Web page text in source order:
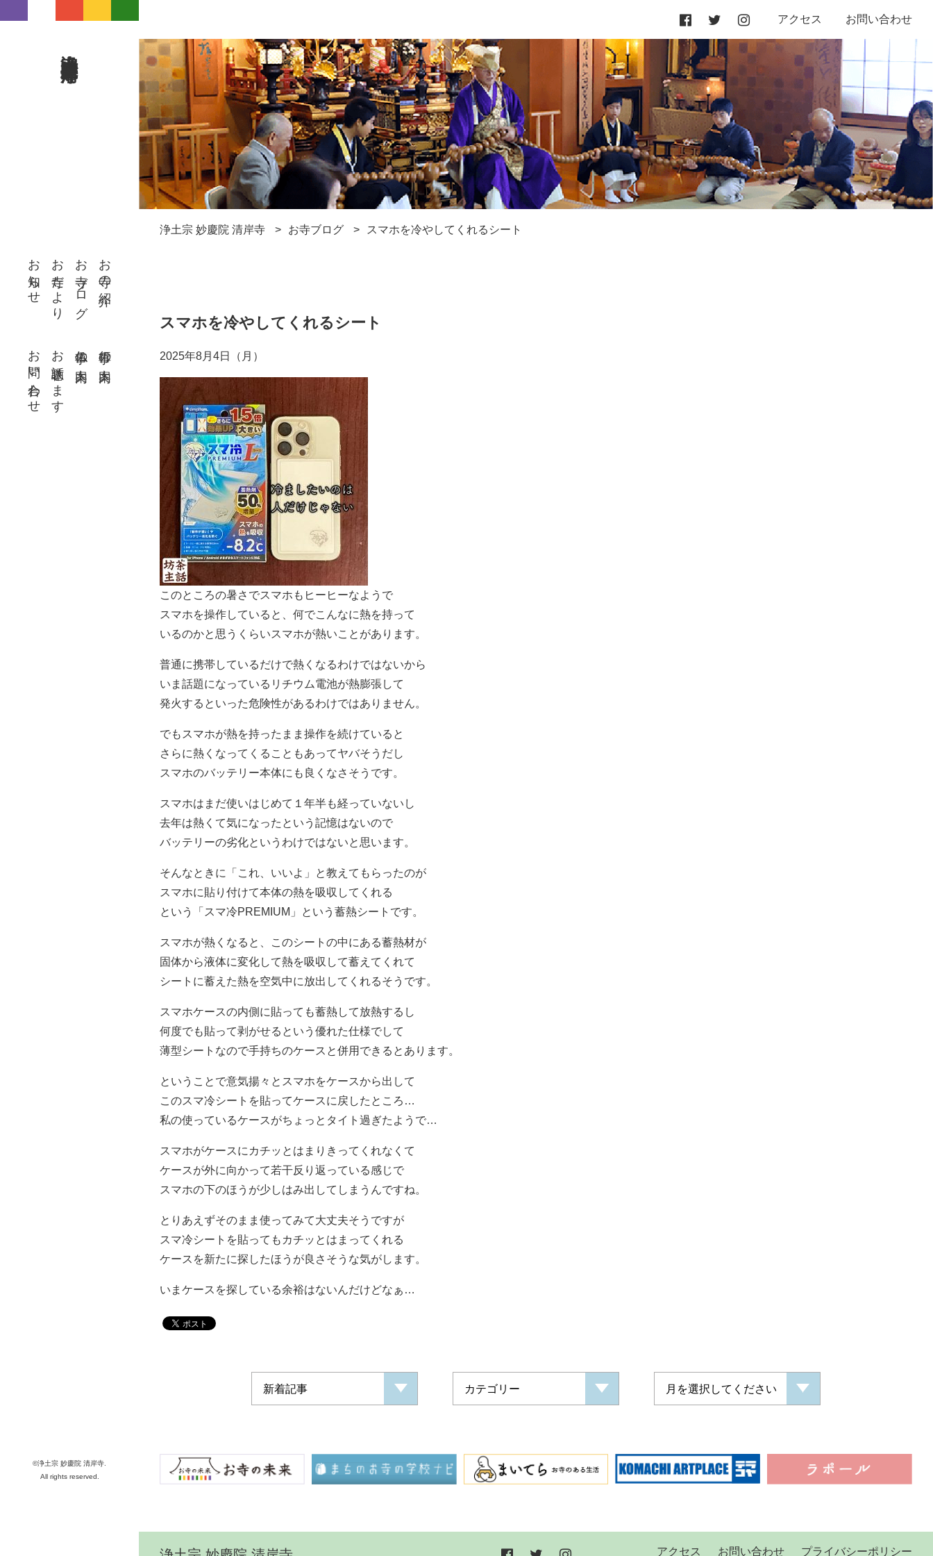
お寺の紹介
お寺ブログ
お寺だより
お知らせ
行事の案内
仏事の案内
お話聴きます
お問い合わせ
©浄土宗 妙慶院 清岸寺.
All rights reserved.
アクセス お問い合わせ
浄土宗 妙慶院 清岸寺 お寺ブログ スマホを冷やしてくれるシート
スマホを冷やしてくれるシート
2025年8月4日（月）
このところの暑さでスマホもヒーヒーなようで
スマホを操作していると、何でこんなに熱を持って
いるのかと思うくらいスマホが熱いことがあります。
普通に携帯しているだけで熱くなるわけではないから
いま話題になっているリチウム電池が熱膨張して
発火するといった危険性があるわけではありません。
でもスマホが熱を持ったまま操作を続けていると
さらに熱くなってくることもあってヤバそうだし
スマホのバッテリー本体にも良くなさそうです。
スマホはまだ使いはじめて１年半も経っていないし
去年は熱くて気になったという記憶はないので
バッテリーの劣化というわけではないと思います。
そんなときに「これ、いいよ」と教えてもらったのが
スマホに貼り付けて本体の熱を吸収してくれる
という「スマ冷PREMIUM」という蓄熱シートです。
スマホが熱くなると、このシートの中にある蓄熱材が
固体から液体に変化して熱を吸収して蓄えてくれて
シートに蓄えた熱を空気中に放出してくれるそうです。
スマホケースの内側に貼っても蓄熱して放熱するし
何度でも貼って剥がせるという優れた仕様でして
薄型シートなので手持ちのケースと併用できるとあります。
ということで意気揚々とスマホをケースから出して
このスマ冷シートを貼ってケースに戻したところ…
私の使っているケースがちょっとタイト過ぎたようで…
スマホがケースにカチッとはまりきってくれなくて
ケースが外に向かって若干反り返っている感じで
スマホの下のほうが少しはみ出してしまうんですね。
とりあえずそのまま使ってみて大丈夫そうですが
スマ冷シートを貼ってもカチッとはまってくれる
ケースを新たに探したほうが良さそうな気がします。
いまケースを探している余裕はないんだけどなぁ…
アクセス お問い合わせ プライバシーポリシー